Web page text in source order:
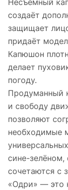
Несъёмный
создаёт
защищает
придаёт
Капюшон
делает
погоду.
Продуманный
и свободу
позволяют
необходимые
сине-
сочетаются с
«Одри» — это